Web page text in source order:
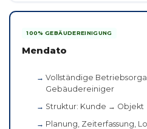
100% GEBÄUDEREINIGUNG
Mendato
Vollständige
Gebäudereiniger
Struktur: Kunde → Objekt
Planung, Zeiterfassung,